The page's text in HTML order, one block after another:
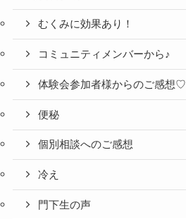
むくみに効果あり！
コミュニティメンバーから♪
体験会参加者様からのご感想♡
便秘
個別相談へのご感想
冷え
門下生の声